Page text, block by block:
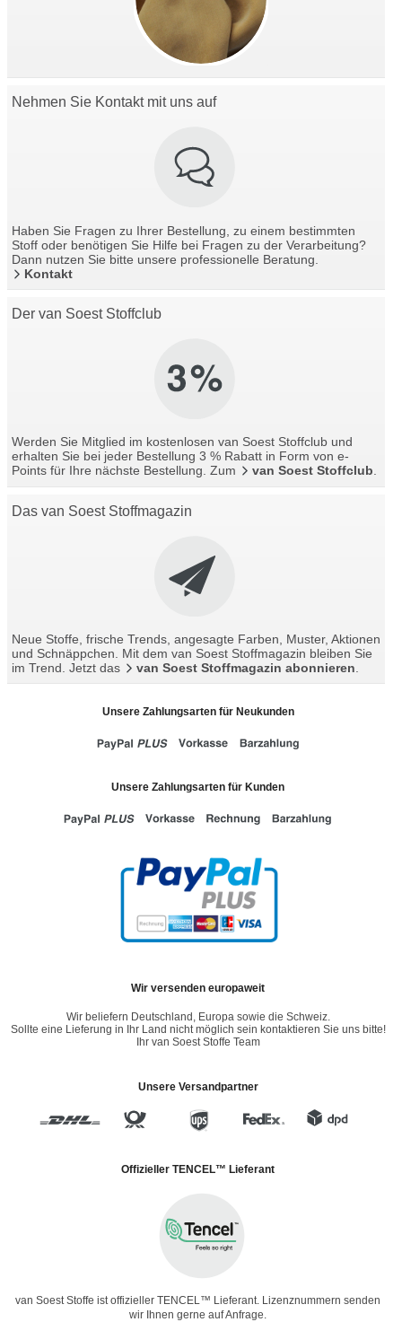
Nehmen Sie Kontakt mit uns auf
Haben Sie Fragen zu Ihrer Bestellung, zu einem bestimmten
Stoff oder benötigen Sie Hilfe bei Fragen zu der Verarbeitung?
Dann nutzen Sie bitte unsere professionelle Beratung.
Kontakt
Der van Soest Stoffclub
Werden Sie Mitglied im kostenlosen van Soest Stoffclub und
erhalten Sie bei jeder Bestellung 3 % Rabatt in Form von e-
Points für Ihre nächste Bestellung. Zum
van Soest Stoffclub.
Das van Soest Stoffmagazin
Neue Stoffe, frische Trends, angesagte Farben, Muster, Aktionen
und Schnäppchen. Mit dem van Soest Stoffmagazin bleiben Sie
im Trend. Jetzt das
van Soest Stoffmagazin abonnieren.
Unsere Zahlungsarten für Neukunden
Unsere Zahlungsarten für Kunden
Wir versenden europaweit
Wir beliefern Deutschland, Europa sowie die Schweiz.
Sollte eine Lieferung in Ihr Land nicht möglich sein kontaktieren Sie uns bitte!
Ihr van Soest Stoffe Team
Unsere Versandpartner
Offizieller TENCEL™ Lieferant
van Soest Stoffe ist offizieller TENCEL™ Lieferant. Lizenznummern senden
wir Ihnen gerne auf Anfrage.